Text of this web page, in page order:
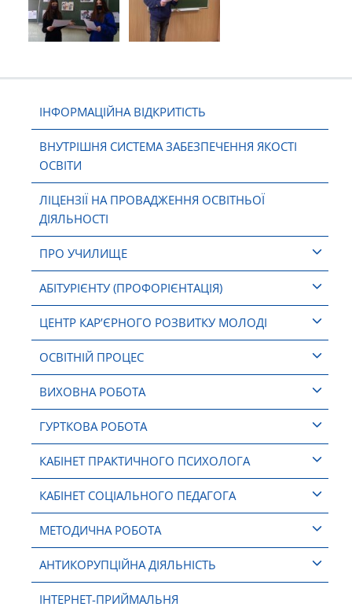
ІНФОРМАЦІЙНА ВІДКРИТІСТЬ
ВНУТРІШНЯ СИСТЕМА ЗАБЕЗПЕЧЕННЯ ЯКОСТІ
ОСВІТИ
ЛІЦЕНЗІЇ НА ПРОВАДЖЕННЯ ОСВІТНЬОЇ
ДІЯЛЬНОСТІ
ПРО УЧИЛИЩЕ
АБІТУРІЄНТУ (ПРОФОРІЄНТАЦІЯ)
ЦЕНТР КАР’ЄРНОГО РОЗВИТКУ МОЛОДІ
ОСВІТНІЙ ПРОЦЕС
ВИХОВНА РОБОТА
ГУРТКОВА РОБОТА
КАБІНЕТ ПРАКТИЧНОГО ПСИХОЛОГА
КАБІНЕТ СОЦІАЛЬНОГО ПЕДАГОГА
МЕТОДИЧНА РОБОТА
АНТИКОРУПЦІЙНА ДІЯЛЬНІСТЬ
ІНТЕРНЕТ-ПРИЙМАЛЬНЯ